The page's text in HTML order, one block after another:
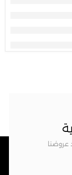
عروضنا